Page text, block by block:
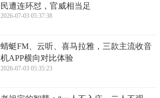
民遭连环怼，官威相当足
2026-07-03 05:37:38
​蜻蜓FM、云听、喜马拉雅，三款主流收音
机APP横向对比体验
2026-07-03 05:35:23